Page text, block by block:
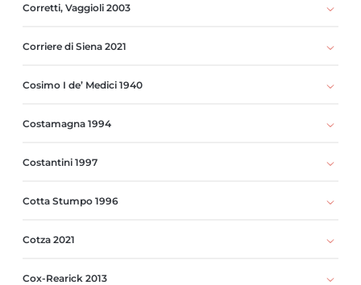
Corretti, Vaggioli 2003
Corriere di Siena 2021
Cosimo I de’ Medici 1940
Costamagna 1994
Costantini 1997
Cotta Stumpo 1996
Cotza 2021
Cox-Rearick 2013